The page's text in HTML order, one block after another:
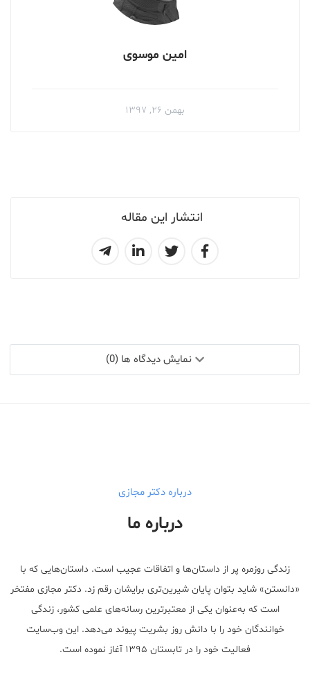
انتشار این مقاله
امین موسوی
بهمن ۲۶, ۱۳۹۷
نمایش دیدگاه ها (0)
درباره دکتر مجازی
درباره ما
زندگی روزمره پر از داستان‌ها و اتفاقات عجیب است. داستان‌هایی که با
«دانستن» شاید بتوان پایان شیرین‌تری برایشان رقم زد. دکتر مجازی مفتخر
است که به‌عنوان یکی از معتبر‌ترین رسانه‌های علمی کشور، زندگی
خوانندگان خود را با دانش روز بشریت پیوند می‌دهد. این وب‌سایت
فعالیت خود را در تابستان ۱۳۹۵ آغاز نموده است.